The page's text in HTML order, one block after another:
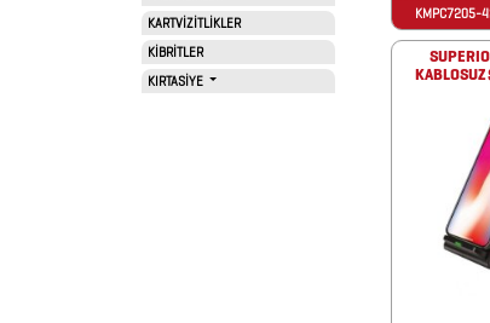
KARTVİZİTLİKLER
KİBRİTLER
KIRTASİYE
KMPC7205-
KABLOSUZ